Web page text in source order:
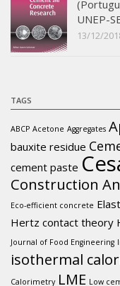
UNEP-
13/12/
TAGS
ABCP Acetone Aggregates
bauxite residue
cement paste
Construction
Eco-efficient concrete
Hertz contact theory
Journal of Food Engineering
isothermal
Calorimetry LME Low